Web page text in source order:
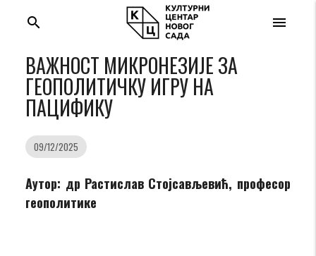
menu
search
ВАЖНОСТ МИКРОНЕЗИЈЕ ЗА
ГЕОПОЛИТИЧКУ ИГРУ НА
ПАЦИФИКУ
09/12/2025
Аутор: др Растислав Стојсављевић, професор
геополитике